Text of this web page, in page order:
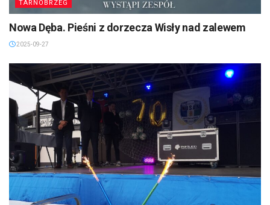
TARNOBRZEG
Nowa Dęba. Pieśni z dorzecza Wisły nad zalewem
2025-09-27